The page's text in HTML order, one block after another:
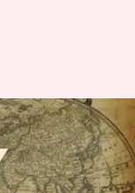
था 10
और